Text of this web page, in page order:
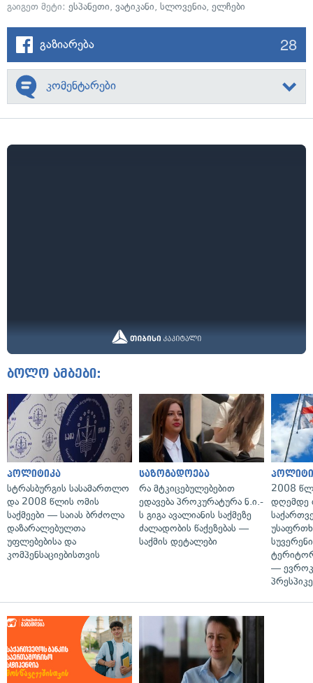
გაიგეთ მეტი: ესპანეთი, ვატიკანი, სლოვენია, ელჩები
გაზიარება 28
კომენტარები
ბოლო ამბები:
პოლიტიკა
სტრასბურგის სასამართლო
და 2008 წლის ომის
საქმეები — საიას ბრძოლა
დაზარალებულთა
უფლებებისა და
კომპენსაციებისთვის
საზოგადოება
რა მტკიცებულებებით
ედავება პროკურატურა ნ.ი.-
ს გიგა ავალიანის საქმეზე
ძალადობის წაქეზებას —
საქმის დეტალები
2008
დღემდე
—